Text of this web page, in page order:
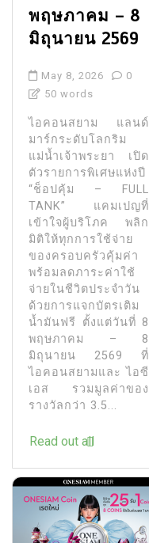
พฤษภาคม – 8
มิถุนายน 2569
May 8, 2026
0
50 words
ไอคอนสยาม แลนด์
มาร์กระดับโลกริม
แม่น้ำเจ้าพระยา เปิด
ตัวรายการพิเศษแห่งปี
“ช็อปคุ้ม – FULL
TANK” แคมเปญที่
เข้าใจผู้บริโภค พลิก
มิติให้ทุกการใช้จ่าย
ของครอบครัวคุ้มค่า
พร้อมลดภาระค่าใช้
จ่ายในชีวิตประจำวัน
ด้วยการแจกบัตรเติม
น้ำมันฟรี ตั้งแต่วันที่ 8
พฤษภาคม – 8
มิถุนายน 2569 ที่
ไอคอนสยามและ ไอซี
เอส รวมมูลค่าของ
รางวัลกว่า 3.5...
Read out all